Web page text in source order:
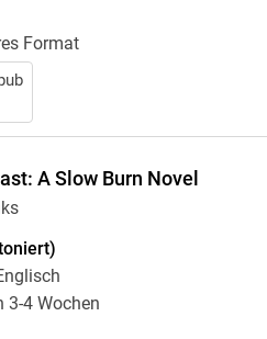
Format
A Slow Burn Novel
3-4 Wochen